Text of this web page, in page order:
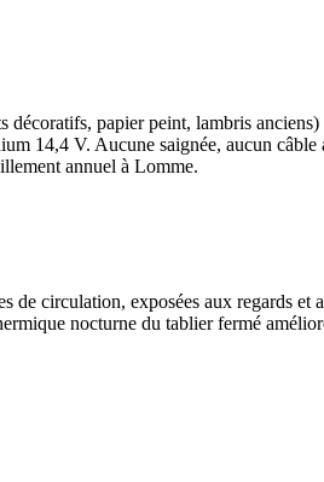
papier peint, lambris
14,4 V. Aucune saignée, aucun
annuel à Lomme.
circulation, exposées aux regards
nocturne du tablier fermé